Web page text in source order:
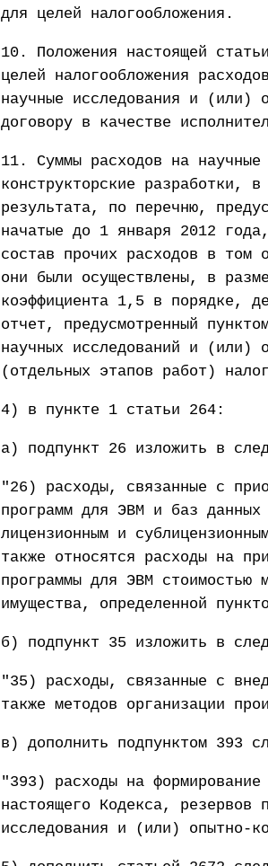
для целей налогообложения.
10. Положения настоящей
целей налогообложения
научные исследования и (или)
договору в качестве
11. Суммы расходов на
конструкторские разработки,
результата, по перечню,
начатые до 1 января 2012
состав прочих расходов в том
они были осуществлены, в
коэффициента 1,5 в порядке,
отчет, предусмотренный
научных исследований и (или)
(отдельных этапов работ)
4) в пункте 1 статьи 264:
а) подпункт 26 изложить в
"26) расходы, связанные с
программ для ЭВМ и баз
лицензионным и
также относятся расходы на
программы для ЭВМ стоимостью
имущества, определенной
б) подпункт 35 изложить в
"35) расходы, связанные с
также методов организации
в) дополнить подпунктом 393
"393) расходы на
настоящего Кодекса, резервов
исследования и (или) опытно-